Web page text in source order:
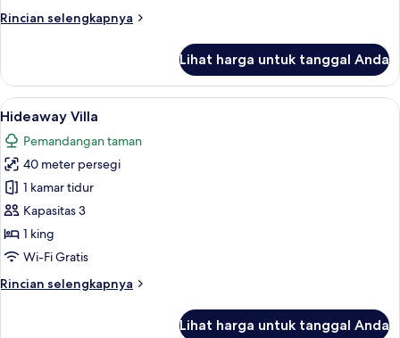
Rincian selengkapnya
Rincian
Vila,
pemandangan
laut
sebagian
Lihat harga untuk tanggal Anda
Lihat
semua
foto
untuk
Hideaway
Villa
Hideaway Villa | Minibar, brankas,
5
Hideaway Villa
Pemandangan taman
40 meter persegi
1 kamar tidur
Kapasitas 3
1 king
Wi-Fi Gratis
Rincian selengkapnya
Rincian
Lihat harga untuk tanggal Anda